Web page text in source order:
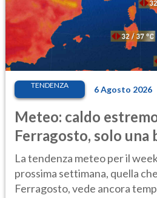
TENDENZA 6 Agosto 2026
Meteo: caldo
Ferragosto, solo una
Ecco dove
La tendenza meteo per il
prossima settimana, quella
Ferragosto, vede ancora